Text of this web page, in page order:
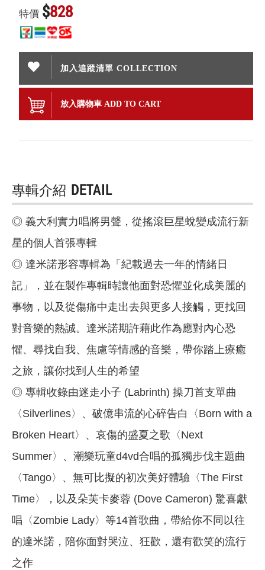
特價 $828
加入追蹤清單 COLLECTION
放入購物車 ADD TO CART
專輯介紹 DETAIL
◎ 義大利實力唱將男聲，從搖滾巨星蛻變成流行新
星的個人首張專輯
◎ 達米諾形容專輯為「紀載過去一年的情緒日
記」，並在製作專輯時讓他面對恐懼並化成美麗的
事物，以及從傷痛中走出去與更多人接觸，更找回
對音樂的熱誠。達米諾期許藉此作為應對內心恐
懼、尋找自我、焦慮等情感的音樂，帶你踏上療癒
之旅，讓你找到人生的希望
◎ 專輯收錄由迷走小子 (Labrinth) 操刀首支單曲
〈Silverlines〉、破億串流的心碎告白〈Born with a
Broken Heart〉、哀傷的盛夏之歌〈Next
Summer〉、潮樂玩童d4vd合唱的孤獨步伐主題曲
〈Tango〉、無可比擬的初次美好體驗〈The First
Time〉，以及朵芙卡麥蓉 (Dove Cameron) 驚喜獻
唱〈Zombie Lady〉等14首歌曲，帶給你不同以往
的達米諾，陪你面對哭泣、狂歡，還有歡笑的流行
之作